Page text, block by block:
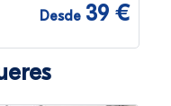
Desde 39 €